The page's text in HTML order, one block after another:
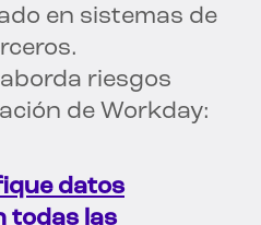
en sistemas de
riesgos
de Workday:
datos
todas las